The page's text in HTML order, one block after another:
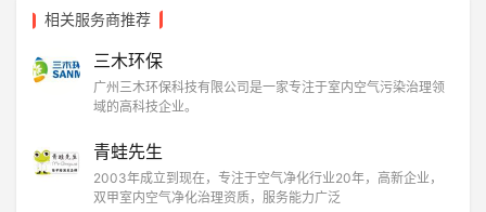
相关服务商推荐
三木环保
广州三木环保科技有限公司是一家专注于室内空气污染治理领
域的高科技企业。
青蛙先生
2003年成立到现在，专注于空气净化行业20年，高新企业，
双甲室内空气净化治理资质，服务能力广泛